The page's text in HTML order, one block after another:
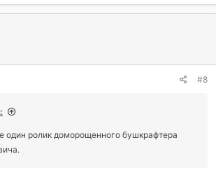
#8
один ролик доморощенного бушкрафтера